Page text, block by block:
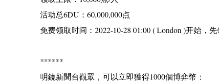
活动总6DU：60,000,000点
免费领取时间：2022-10-28 01:00 ( London )开始，
******
明鏡新聞台觀眾，可以立即獲得1000個博弈幣：